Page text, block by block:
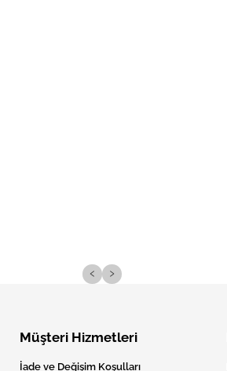
‹ ›
Müşteri Hizmetleri
İade ve Değişim Koşulları